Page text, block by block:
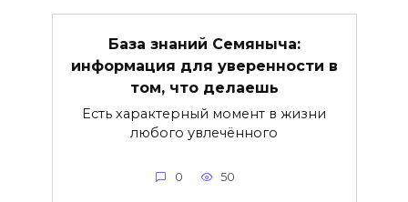
База знаний Семяныча:
информация для уверенности в
том, что делаешь
Есть характерный момент в жизни
любого увлечённого
0 50